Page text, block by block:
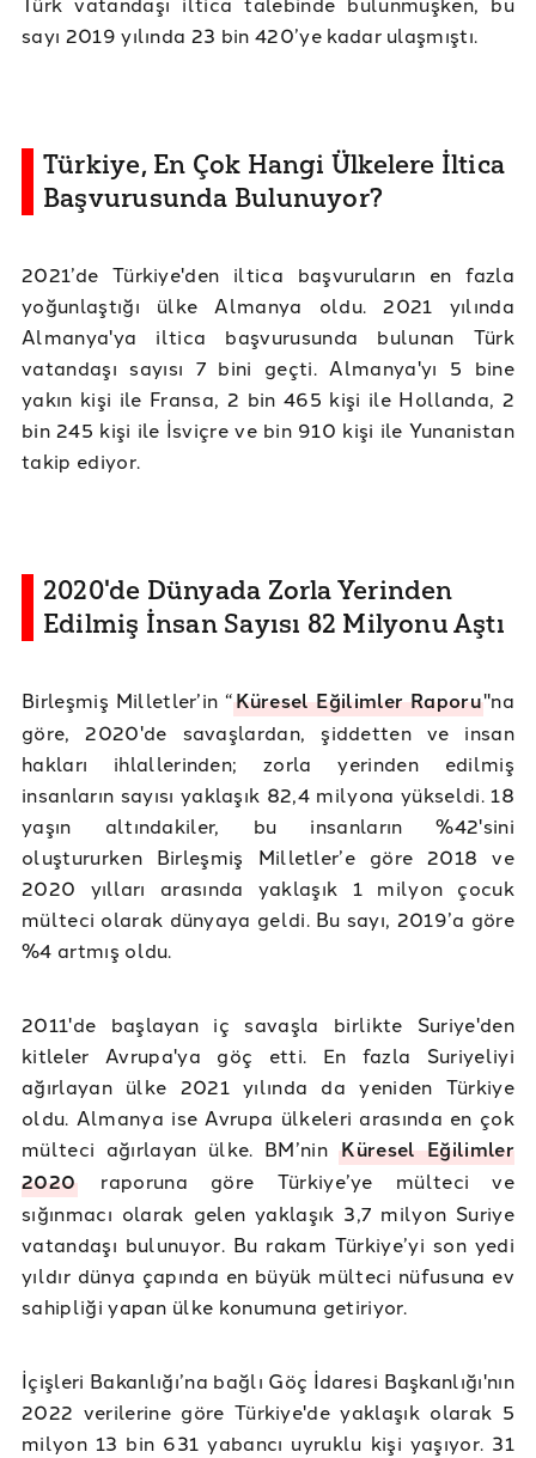
sayı 2019 yılında 23 bin 420’ye kadar ulaşmıştı.
Türkiye, En Çok Hangi Ülkelere İltica
Başvurusunda Bulunuyor?
2021’de Türkiye'den iltica başvuruların en fazla
yoğunlaştığı ülke Almanya oldu. 2021 yılında
Almanya'ya iltica başvurusunda bulunan Türk
vatandaşı sayısı 7 bini geçti. Almanya'yı 5 bine
yakın kişi ile Fransa, 2 bin 465 kişi ile Hollanda, 2
bin 245 kişi ile İsviçre ve bin 910 kişi ile Yunanistan
takip ediyor.
2020'de Dünyada Zorla Yerinden
Edilmiş İnsan Sayısı 82 Milyonu Aştı
Birleşmiş Milletler’in “Küresel Eğilimler Raporu"na
göre, 2020'de savaşlardan, şiddetten ve insan
hakları ihlallerinden; zorla yerinden edilmiş
insanların sayısı yaklaşık 82,4 milyona yükseldi. 18
yaşın altındakiler, bu insanların %42'sini
oluştururken Birleşmiş Milletler’e göre 2018 ve
2020 yılları arasında yaklaşık 1 milyon çocuk
mülteci olarak dünyaya geldi. Bu sayı, 2019’a göre
%4 artmış oldu.
2011'de başlayan iç savaşla birlikte Suriye'den
kitleler Avrupa'ya göç etti. En fazla Suriyeliyi
ağırlayan ülke 2021 yılında da yeniden Türkiye
oldu. Almanya ise Avrupa ülkeleri arasında en çok
mülteci ağırlayan ülke. BM’ninKüresel Eğilimler
2020 raporuna göre Türkiye’ye mülteci ve
sığınmacı olarak gelen yaklaşık 3,7 milyon Suriye
vatandaşı bulunuyor. Bu rakam Türkiye’yi son yedi
yıldır dünya çapında en büyük mülteci nüfusuna ev
sahipliği yapan ülke konumuna getiriyor.
İçişleri Bakanlığı’na bağlı Göç İdaresi Başkanlığı'nın
2022 verilerine göre Türkiye'de yaklaşık olarak 5
milyon 13 bin 631 yabancı uyruklu kişi yaşıyor. 31